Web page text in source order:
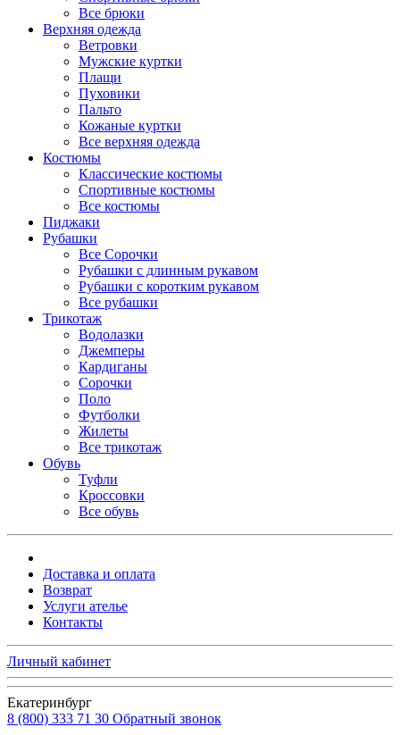
Все брюки
Верхняя одежда
Ветровки
Мужские куртки
Плащи
Пуховики
Пальто
Кожаные куртки
Все верхняя одежда
Костюмы
Классические костюмы
Спортивные костюмы
Все костюмы
Пиджаки
Рубашки
Все Сорочки
Рубашки с длинным рукавом
Рубашки с коротким рукавом
Все рубашки
Трикотаж
Водолазки
Джемперы
Кардиганы
Сорочки
Поло
Футболки
Жилеты
Все трикотаж
Обувь
Туфли
Кроссовки
Все обувь
Доставка и оплата
Возврат
Услуги ателье
Контакты
Личный кабинет
Екатеринбург
8 (800) 333 71 30 Обратный звонок